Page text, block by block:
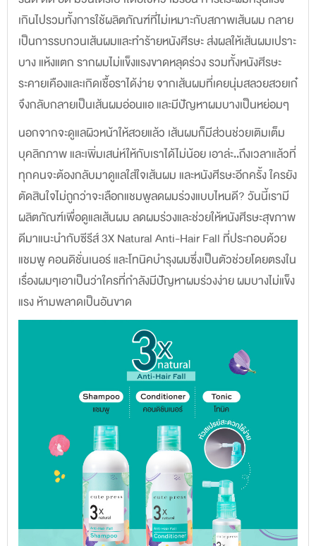
เกินไปรวมทั้งการใช้ผลิตภัณฑ์ที่ไม่เหมาะกับสภาพเส้นผม กลาย
เป็นการรบกวนเส้นผมและทำร้ายหนังศีรษะ ส่งผลให้เส้นผมเปราะ
บาง แห้งแตก รากผมไม่แข็งแรงขาดหลุดร่วง รวมทั้งหนังศีรษะ
ระคายเคืองและเกิดเชื้อราได้ง่าย จากเส้นผมที่เคยนุ่มสลวยสวยเก๋
จึงกลับกลายเป็นเส้นผมอ่อนแอ และมีปัญหาผมบางเป็นหย่อมๆ
นอกจากจะดูแลผิวหน้าให้สวยแล้ว เส้นผมก็มีส่วนช่วยเติมเต็ม
บุคลิกภาพ และเพิ่มเสน่ห์ให้กับเราได้ไม่น้อย เอาล่ะ..ถึงเวลาแล้วที่
ทุกคนจะต้องกลับมาดูแลใส่ใจเส้นผม และหนังศีรษะอีกครั้ง ใครยัง
ตัดสินใจไม่ถูกว่าจะเลือกแชมพูลดผมร่วงแบบไหนดี? วันนี้เรามี
ผลิตภัณฑ์เพื่อดูแลเส้นผม ลดผมร่วงและช่วยให้หนังศีรษะสุขภาพ
ดีมาแนะนำกับซีรีส์ 3X Natural Anti-Hair Fall ที่ประกอบด้วย
แชมพู คอนดิชั่นเนอร์ และโทนิคบำรุงผมซึ่งเป็นตัวช่วยโดยตรงใน
เรื่องผมๆเอาเป็นว่าใครที่กำลังมีปัญหาผมร่วงง่าย ผมบางไม่แข็ง
แรง ห้ามพลาดเป็นอันขาด